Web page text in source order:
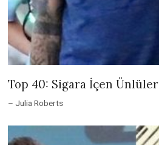
Top 40: Sigara İçen Ünlüler
– Julia Roberts